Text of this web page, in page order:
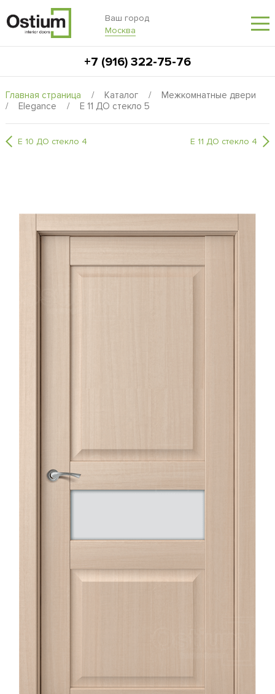
Ваш город
Москва
+7 (916) 322-75-76
Главная страница / Каталог /
Межкомнатные двери
/
Elegance / E 11 ДО стекло 5
E 10 ДО стекло 4 E 11 ДО стекло 4